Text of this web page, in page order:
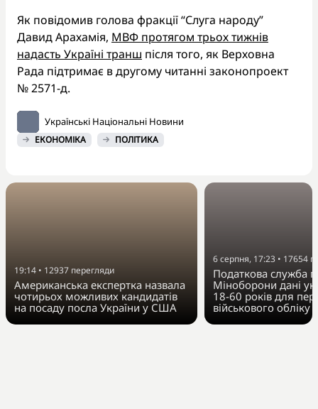
Як повідомив голова фракції “Слуга народу”
Давид Арахамія, МВФ протягом трьох тижнів
надасть Україні транш після того, як Верховна
Рада підтримає в другому читанні законопроект
№ 2571-д.
Українські Національні Новини
ЕКОНОМІКА ПОЛІТИКА
19:14 • 12937 перегляди
Американська експертка назвала
чотирьох можливих кандидатів
на посаду посла України у США
6 серпня, 17:23 • 17654
Податкова служба
Міноборони дані
18-60 років для
військового обліку